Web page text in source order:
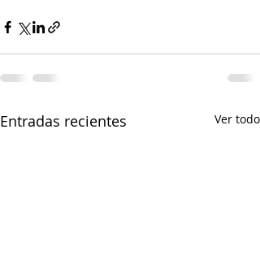
Entradas recientes Ver todo